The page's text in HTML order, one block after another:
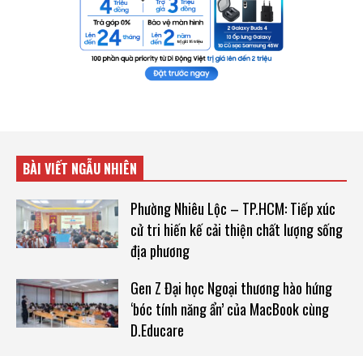
BÀI VIẾT NGẪU NHIÊN
Phường Nhiêu Lộc – TP.HCM: Tiếp xúc
cử tri hiến kế cải thiện chất lượng sống
địa phương
Gen Z Đại học Ngoại thương hào hứng
‘bóc tính năng ẩn’ của MacBook cùng
D.Educare